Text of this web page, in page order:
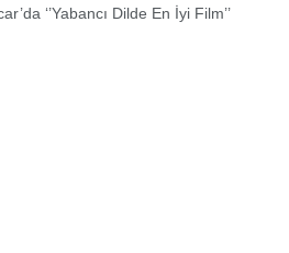
‘’Yabancı Dilde En İyi Film’’